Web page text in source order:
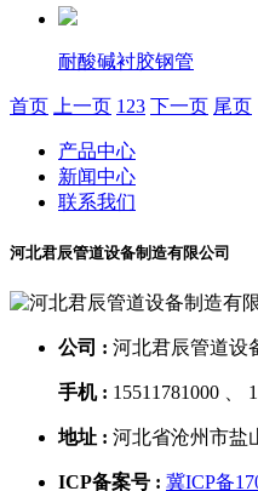
耐酸碱衬胶钢管
首页 上一页 1 23 下一页 尾页
产品中心
新闻中心
联系我们
河北君辰管道设备制造有限公司
公司 : 河北君辰管道设
手机 : 15511781000 、
地址 : 河北省沧州市盐
ICP备案号 : 冀ICP备